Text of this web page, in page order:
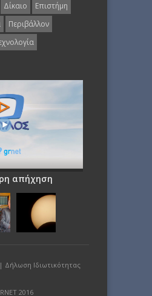
Δίκαιο
Επιστήμη
Περιβάλλον
απήχηση
Δήλωση Ιδιωτικότητας
2016